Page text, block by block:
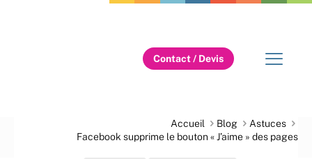
Contact / Devis
Accueil Blog
Astuces
Facebook supprime le bouton « J’aime » des pages